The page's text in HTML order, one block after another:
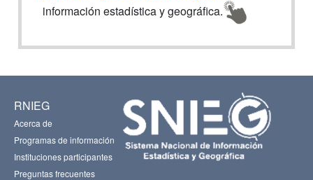
información estadística y geográfica.
RNIEG
Acerca de
Programas de información
Instituciones participantes
Preguntas frecuentes